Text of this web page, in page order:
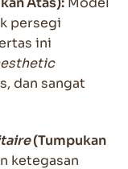
persegi
ini
dan sangat
(Tumpukan
ketegasan